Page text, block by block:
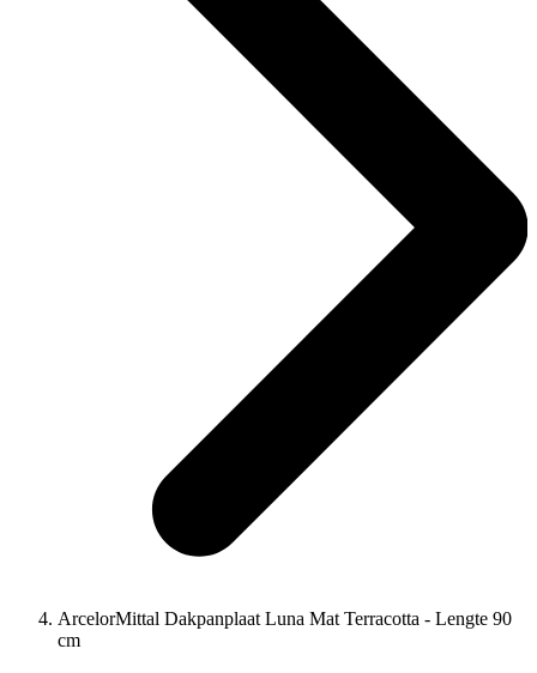
ArcelorMittal Dakpanplaat Luna Mat Terracotta - Lengte 90
cm